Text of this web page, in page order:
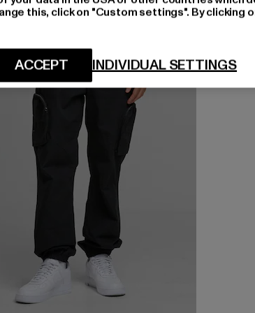
this, click on "Custom settings". By clicking
INDIVIDUAL SETTINGS
ACCEPT